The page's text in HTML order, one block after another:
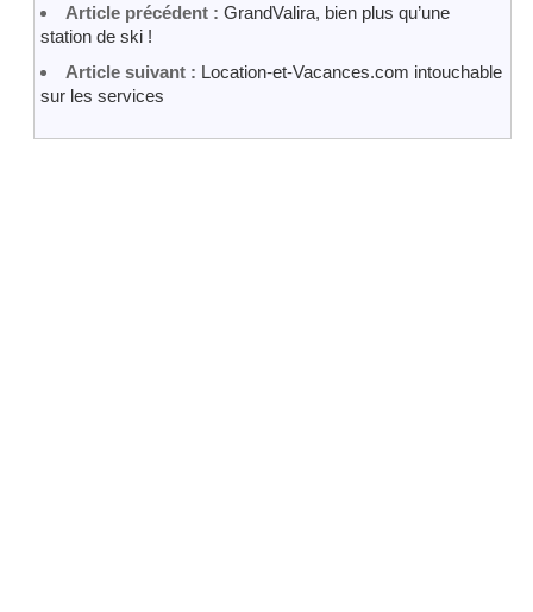
Article précédent : GrandValira, bien plus qu’une
station de ski !
Article suivant : Location-et-Vacances.com intouchable
sur les services